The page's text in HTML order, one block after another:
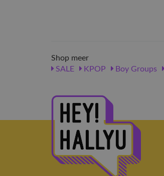
Shop meer
SALE
KPOP Boy Groups